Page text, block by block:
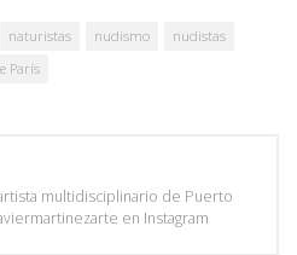
naturistas nudismo
nudistas
París
multidisciplinario de Puerto
en Instagram